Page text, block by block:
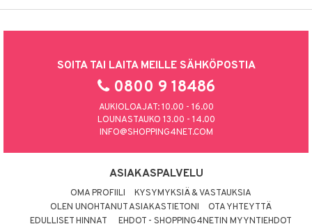
SOITA TAI LAITA MEILLE SÄHKÖPOSTIA
0800 9 18486
AUKIOLOAJAT: 10.00 - 16.00
LOUNASTAUKO 13.00 - 14.00
INFO@SHOPPING4NET.COM
ASIAKASPALVELU
OMA PROFIILI
KYSYMYKSIÄ & VASTAUKSIA
OLEN UNOHTANUT ASIAKASTIETONI
OTA YHTEYTTÄ
EDULLISET HINNAT
EHDOT - SHOPPING4NETIN MYYNTIEHDOT